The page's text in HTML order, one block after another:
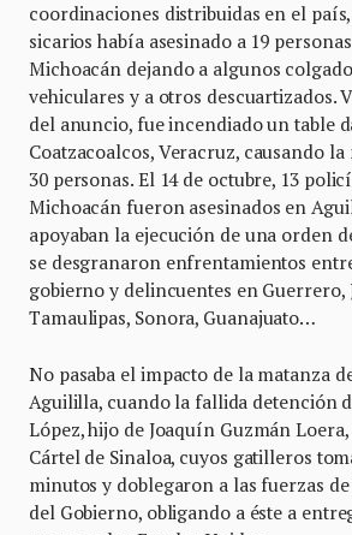
coordinaciones distribuidas en el
sicarios había asesinado a 19
Michoacán dejando a algunos
vehiculares y a otros descuartizados.
del anuncio, fue incendiado un table
Coatzacoalcos, Veracruz, causando
30 personas. El 14 de octubre, 13
Michoacán fueron asesinados en
apoyaban la ejecución de una orden
se desgranaron enfrentamientos
gobierno y delincuentes en Guerrero,
Tamaulipas, Sonora, Guanajuato…
No pasaba el impacto de la matanza
Aguililla, cuando la fallida detención
López, hijo de Joaquín Guzmán
Cártel de Sinaloa, cuyos gatilleros
minutos y doblegaron a las fuerzas
del Gobierno, obligando a éste a